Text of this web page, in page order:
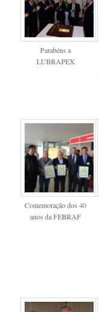
Parabéns a
LUBRAPEX
Comemoração dos 40
anos da FEBRAF